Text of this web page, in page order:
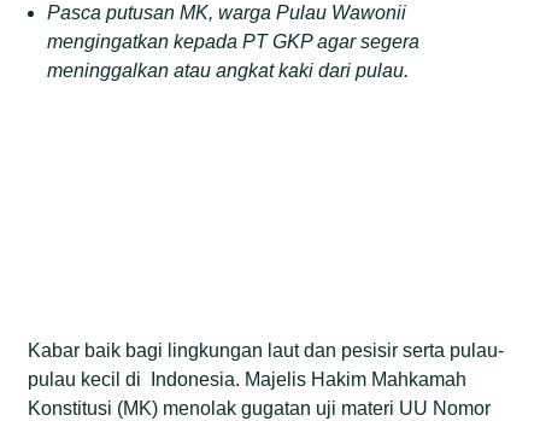
Pasca putusan MK, warga Pulau Wawonii
mengingatkan kepada PT GKP agar segera
meninggalkan atau angkat kaki dari pulau.
Kabar baik bagi lingkungan laut dan pesisir serta pulau-
pulau kecil di Indonesia. Majelis Hakim Mahkamah
Konstitusi (MK) menolak gugatan uji materi UU Nomor